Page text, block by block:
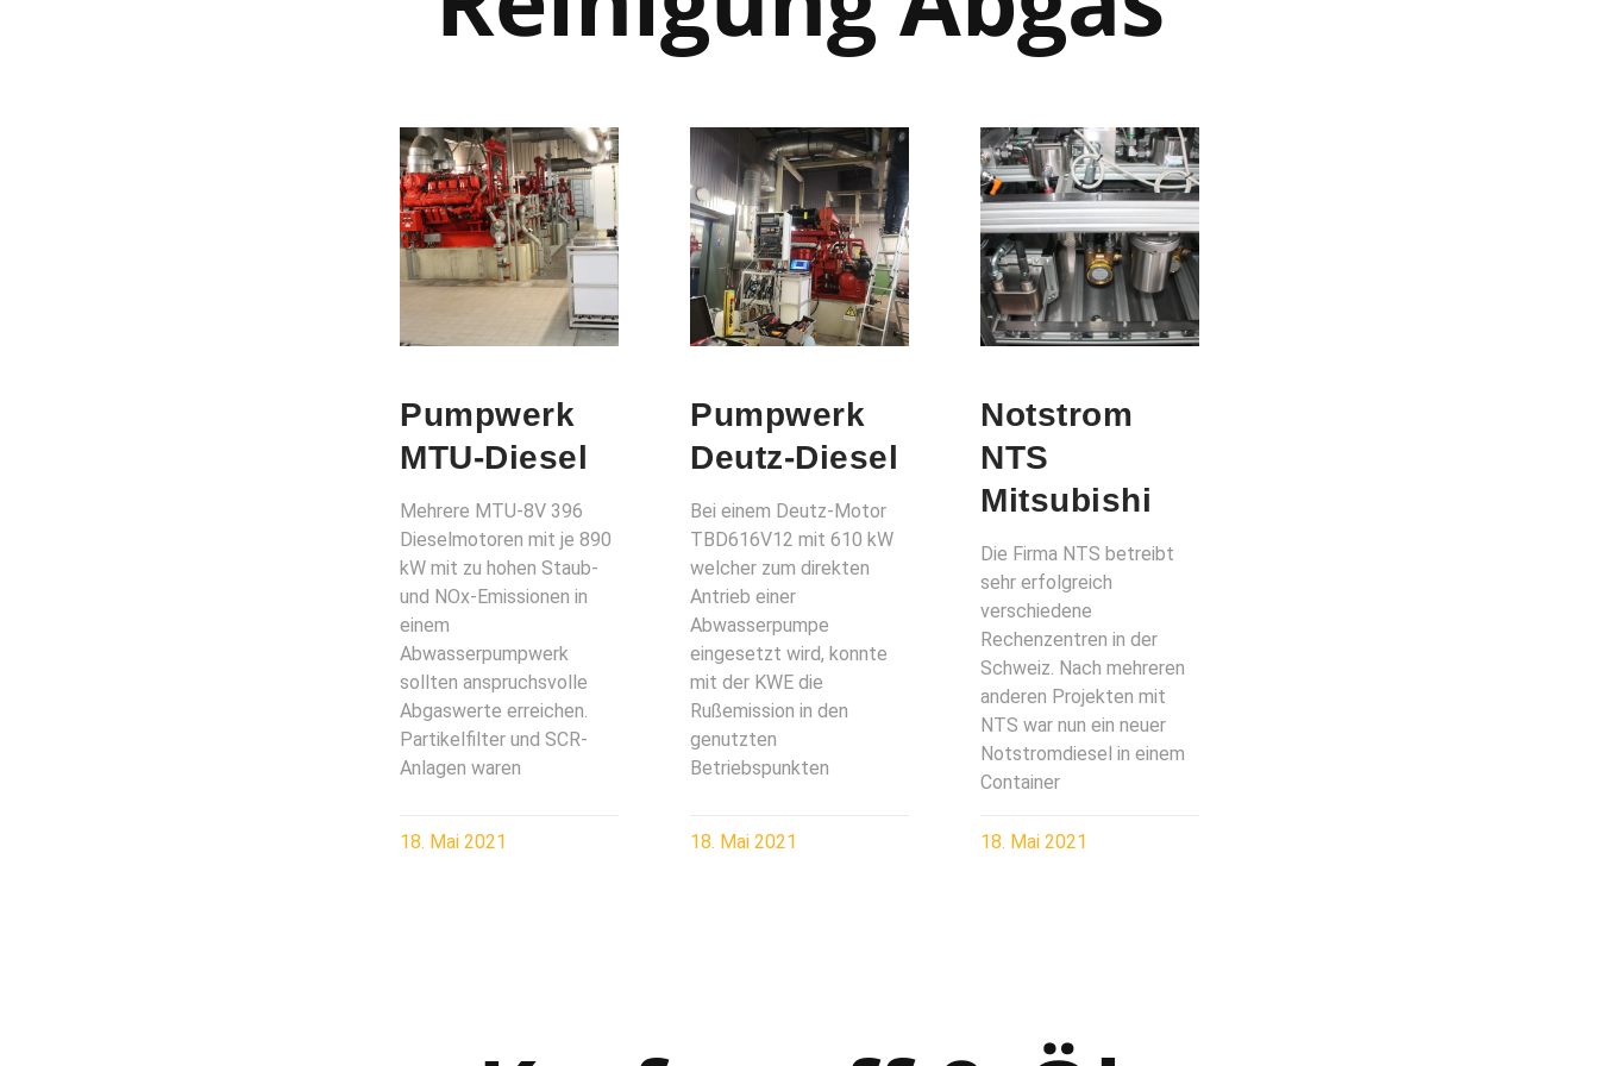
Pumpwerk
MTU-Diesel
Mehrere MTU-8V 396
Dieselmotoren mit je 890
kW mit zu hohen Staub-
und NOx-Emissionen in
einem
Abwasserpumpwerk
sollten anspruchsvolle
Abgaswerte erreichen.
Partikelfilter und SCR-
Anlagen waren
18. Mai 2021
Pumpwerk
Deutz-Diesel
Bei einem Deutz-Motor
TBD616V12 mit 610 kW
welcher zum direkten
Antrieb einer
Abwasserpumpe
eingesetzt wird, konnte
mit der KWE die
Rußemission in den
genutzten
Betriebspunkten
18. Mai 2021
Notstrom
NTS
Mitsubishi
Die Firma NTS betreibt
sehr erfolgreich
verschiedene
Rechenzentren in der
Schweiz. Nach mehreren
anderen Projekten mit
NTS war nun ein neuer
Notstromdiesel in einem
Container
18. Mai 2021